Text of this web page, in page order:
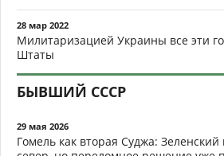
28 мар 2022
Милитаризацией Украины все эти
Штаты
БЫВШИЙ СССР
29 мая 2026
Гомель как вторая Суджа: